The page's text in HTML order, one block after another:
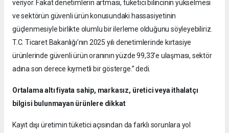
veriyor. Fakat denetimlerin artması, tüketici bilincinin yükselmesi
ve sektörün güvenli ürün konusundaki hassasiyetinin
güçlenmesiyle birlikte olumlu bir ilerleme olduğunu söyleyebiliriz.
T.C. Ticaret Bakanlığı’nın 2025 yılı denetimlerinde kırtasiye
ürünlerinde güvenli ürün oranının yüzde 99,33’e ulaşması, sektör
adına son derece kıymetli bir gösterge.” dedi.
Ortalama altı fiyata sahip, markasız, üretici veya ithalatçı
bilgisi bulunmayan ürünlere dikkat
Kayıt dışı üretimin tüketici açısından da farklı sorunlara yol